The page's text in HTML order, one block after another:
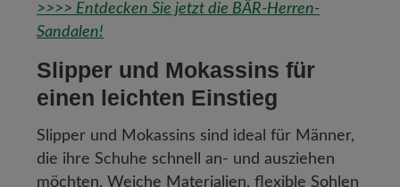
>>>> Entdecken Sie jetzt die BÄR-Herren-
Sandalen!
Slipper und Mokassins für
einen leichten Einstieg
Slipper und Mokassins sind ideal für Männer,
die ihre Schuhe schnell an- und ausziehen
möchten. Weiche Materialien, flexible Sohlen